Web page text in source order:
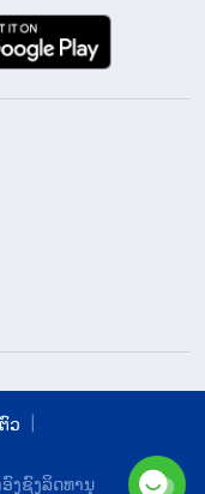
າຮູ້ຈັກຂໍ້ພຣະຄຳພີ
ະຄຳພີເຫຼົ່ານີ້ເປັນ
ນໜັງສືຮັບຮອງທີ່
ມລອດພົ້ນ ຫຼື ຖືກ
ຍໄປ, ນໍາຄວາມ
ໄປອານາຈັກ
ຄົນທີ່ຕາຍໄປກໍກັບ
ນ ແລະ ພວກເຂົາກໍ
າງຂອງບັນພະບຸລຸດ
ປ ແລະ ວັນເວລາກໍ
ວ
ງຊົງລິດທານຸ